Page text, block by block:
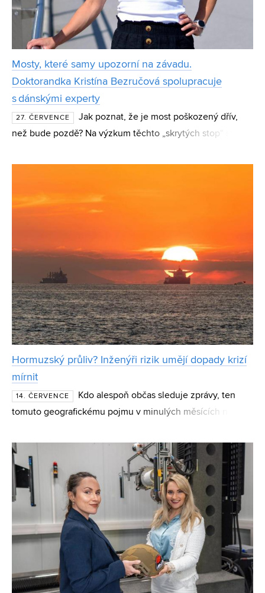
Mosty, které samy upozorní na závadu.
Doktorandka Kristína Bezručová spolupracuje
s dánskými experty
27. ČERVENCE
Jak poznat, že je most poškozený dřív,
než bude pozdě? Na výzkum těchto „skrytých stop“ se
betonových a zděných konstrukcí (BZK) FAST VUT.
Hormuzský průliv? Inženýři rizik umějí dopady krizí
mírnit
14. ČERVENCE
Kdo alespoň občas sleduje zprávy, ten
tomuto geografickému pojmu v minulých měsících neměl
Arabského poloostrova, je nejdůležitější námořní t